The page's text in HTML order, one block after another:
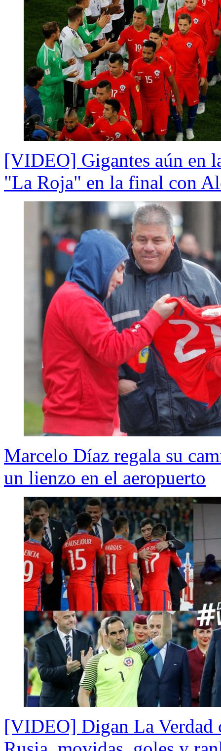
[VIDEO] Gigantes aún en
"La Roja" en la final con
Marcelo Díaz regala su
un lienzo en el aeropuerto
[VIDEO] Digan La Verdad